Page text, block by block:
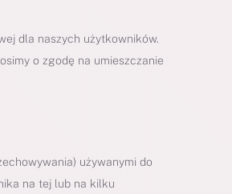
dla naszych użytkowników.
o zgodę na umieszczanie
używanymi do
na tej lub na kilku